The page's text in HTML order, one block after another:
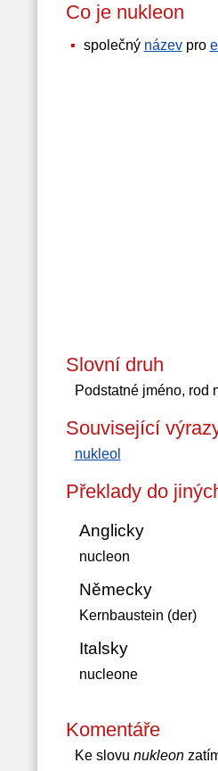
Co je nukleon
společný názevpro
Slovní druh
Podstatné jméno, rod
Související
nukleol
Překlady do
Anglicky
nucleon
Německy
Kernbaustein (der)
Italsky
nucleone
Komentáře
Ke slovu nukleon